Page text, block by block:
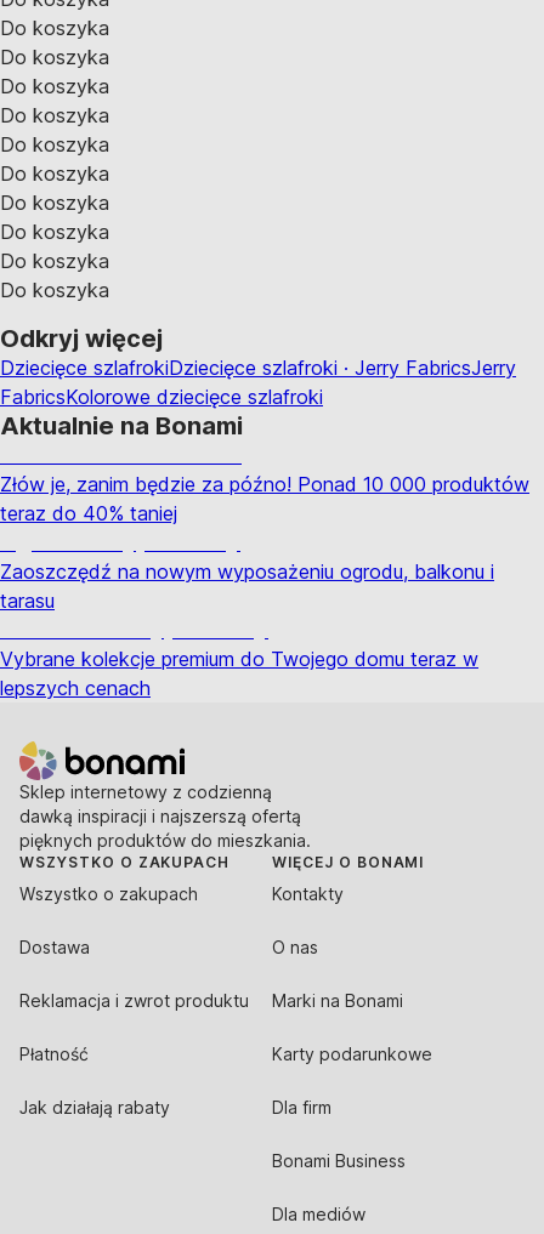
Do koszyka
Do koszyka
Do koszyka
Do koszyka
Do koszyka
Do koszyka
Do koszyka
Do koszyka
Do koszyka
Do koszyka
Odkryj więcej
Dziecięce szlafrokiDziecięce szlafroki · Jerry FabricsJerry
FabricsKolorowe dziecięce szlafroki
Aktualnie na Bonami
Złów je, zanim będzie za późno! Ponad 10 000 produktów
teraz do 40% taniej
Zaoszczędź na nowym wyposażeniu ogrodu, balkonu i
tarasu
Vybrane kolekcje premium do Twojego domu teraz w
lepszych cenach
Sklep internetowy z codzienną
dawką inspiracji i najszerszą ofertą
pięknych produktów do mieszkania.
WSZYSTKO O ZAKUPACH
Wszystko o zakupach
Dostawa
Reklamacja i zwrot produktu
Płatność
Jak działają rabaty
WIĘCEJ O BONAMI
Kontakty
O nas
Marki na Bonami
Karty podarunkowe
Dla firm
Bonami Business
Dla mediów